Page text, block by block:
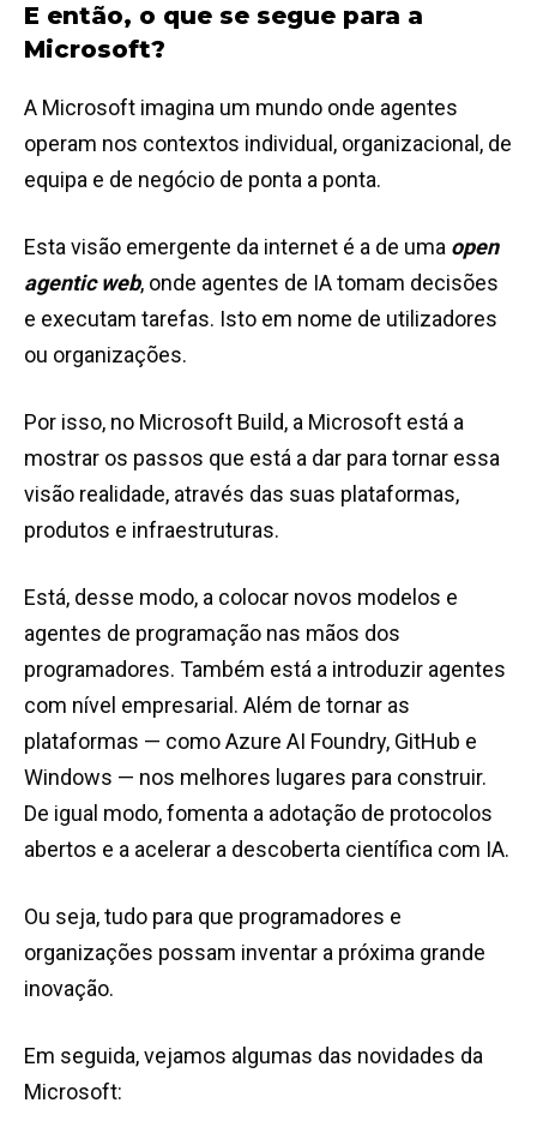
E então, o que se segue para a
Microsoft?
A Microsoft imagina um mundo onde agentes
operam nos contextos individual, organizacional, de
equipa e de negócio de ponta a ponta.
Esta visão emergente da internet é a de uma open
agentic web, onde agentes de IA tomam decisões
e executam tarefas. Isto em nome de utilizadores
ou organizações.
Por isso, no Microsoft Build, a Microsoft está a
mostrar os passos que está a dar para tornar essa
visão realidade, através das suas plataformas,
produtos e infraestruturas.
Está, desse modo, a colocar novos modelos e
agentes de programação nas mãos dos
programadores. Também está a introduzir agentes
com nível empresarial. Além de tornar as
plataformas — como Azure AI Foundry, GitHub e
Windows — nos melhores lugares para construir.
De igual modo, fomenta a adotação de protocolos
abertos e a acelerar a descoberta científica com IA.
Ou seja, tudo para que programadores e
organizações possam inventar a próxima grande
inovação.
Em seguida, vejamos algumas das novidades da
Microsoft: